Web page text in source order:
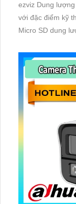
ezviz Dung
với đặc điểm kỹ
Micro SD dung